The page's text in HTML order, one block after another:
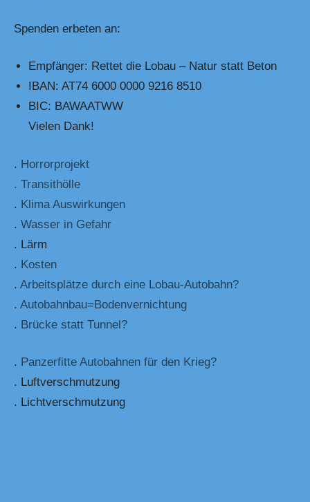
Spenden erbeten an:
Empfänger: Rettet die Lobau – Natur statt Beton
IBAN: AT74 6000 0000 9216 8510
BIC: BAWAATWW
Vielen Dank!
. Horrorprojekt
. Transithölle
. Klima Auswirkungen
. Wasser in Gefahr
. Lärm
. Kosten
. Arbeitsplätze durch eine Lobau-Autobahn?
. Autobahnbau=Bodenvernichtung
. Brücke statt Tunnel?
. Panzerfitte Autobahnen für den Krieg?
. Luftverschmutzung
. Lichtverschmutzung